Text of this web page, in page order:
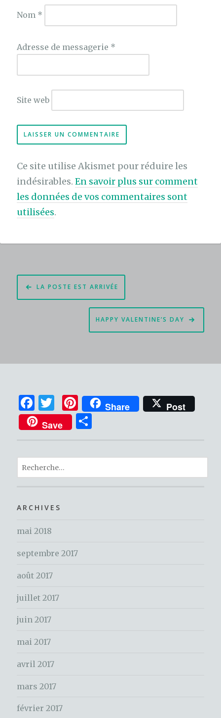
Nom *
Adresse de messagerie *
Site web
Ce site utilise Akismet pour réduire les
indésirables.En savoir plus sur comment
les données de vos commentaires sont
utilisées.
Navigation
de
LA POSTE EST ARRIVÉE
HAPPY VALENTINE’S DAY
F
a
c
b
o
k
T
w
it
r
Pi
n
te
Share
Post
Save
ta
R
e
h
r
e
:
ARCHIVES
mai 2018
septembre 2017
août 2017
juillet 2017
juin 2017
mai 2017
avril 2017
mars 2017
février 2017